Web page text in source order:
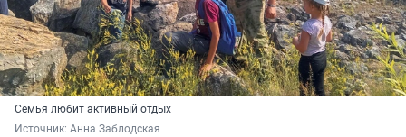
Семья любит активный отдых
Источник: Анна Заблодская